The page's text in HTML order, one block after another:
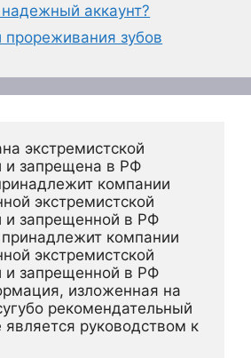
аккаунт?
прореживания зубов
экстремистской
и запрещена в РФ
компании
экстремистской
и запрещенной в РФ
компании
экстремистской
и запрещенной в РФ
изложенная на
рекомендательный
является руководством к